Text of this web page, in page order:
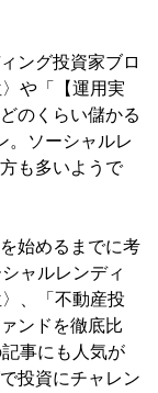
ング投資家ブロ
や「【運用実
のくらい儲かる
。ソーシャルレ
も多いようで
始めるまでに考
ャルレンディ
、「不動産投
ンドを徹底比
事にも人気が
投資にチャレン